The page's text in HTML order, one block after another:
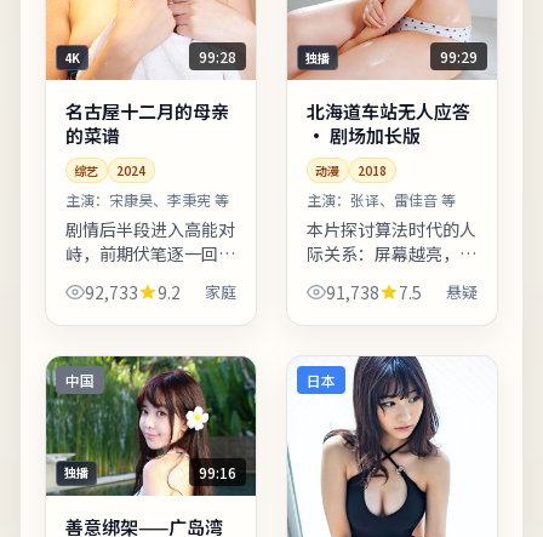
4K 99:28
名古屋十二月的母亲
的菜谱
综艺 2024
主演： 宋康昊、李秉宪 等
剧情后半段进入高能对
峙，前期伏笔逐一回
收，观感紧凑。叙事视
角在不同章节切换，观
迷路。友情提示：部分
镜头闪烁较快，光敏人
群请酌...
92,733 9.2 家庭
独播 99:29
北海道车站无人应答
· 剧场加长版
动漫 2018
主演： 张译、雷佳音 等
本片探讨算法时代的人
际关系：屏幕越亮，误
解越深。影片后半段反
转并非单纯惊吓，而是
变。整体来看，这是一
部类型元素清晰、人物
动机可...
91,738 7.5 悬疑
中国
独播 99:16
善意绑架——广岛湾
日本